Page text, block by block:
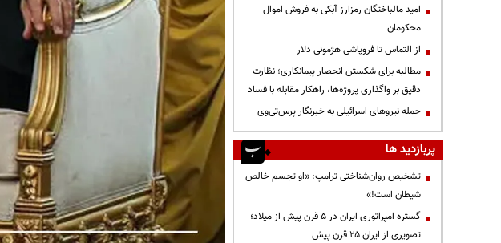
امید مالباختگان رمزارز آبکی به فروش اموال
محکومان
از التماس تا فروپاشی هژمونی دلار
مطالبه برای شکستن انحصار پیمانکاری؛ نظارت
دقیق بر واگذاری پروژه‌ها، راهکار مقابله با فساد
حمله نیروهای اسرائیلی به خبرنگار پرس‌تی‌وی
پربازدید ها
تشخیص روان‌شناختی ترامپ: «او تجسم خالص
شیطان است!»
گستره امپراتوری ایران در ۵ قرن پیش از میلاد؛
تصویری از ایران ۲۵ قرن پیش